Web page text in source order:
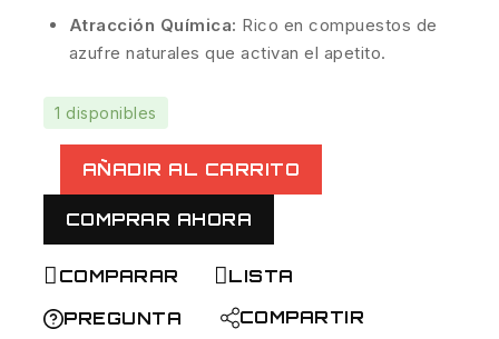
Atracción Química: Rico en compuestos de
azufre naturales que activan el apetito.
1 disponibles
AÑADIR AL CARRITO
COMPRAR AHORA
COMPARAR
LISTA
PREGUNTA
COMPARTIR